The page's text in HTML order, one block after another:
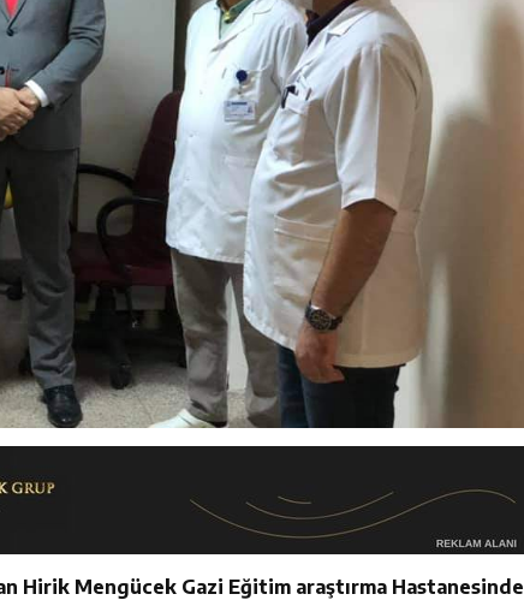
Hirik Mengücek Gazi Eğitim araştırma Hastanesinde